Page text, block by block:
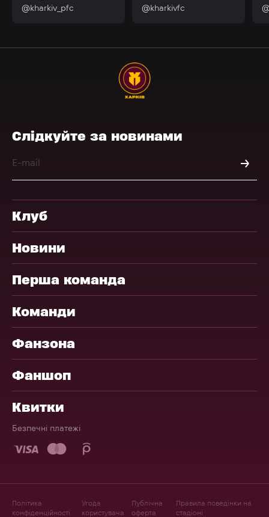
@kharkiv_pfc @kharkivfc
Слідкуйте за новинами
Клуб
Новини
Перша команда
Команди
Фанзона
Фаншоп
Квитки
Безпечні платежі
Політика
конфіденційності
Угода
користувача
Публічна
оферта
Правила поведінки на
стадіоні